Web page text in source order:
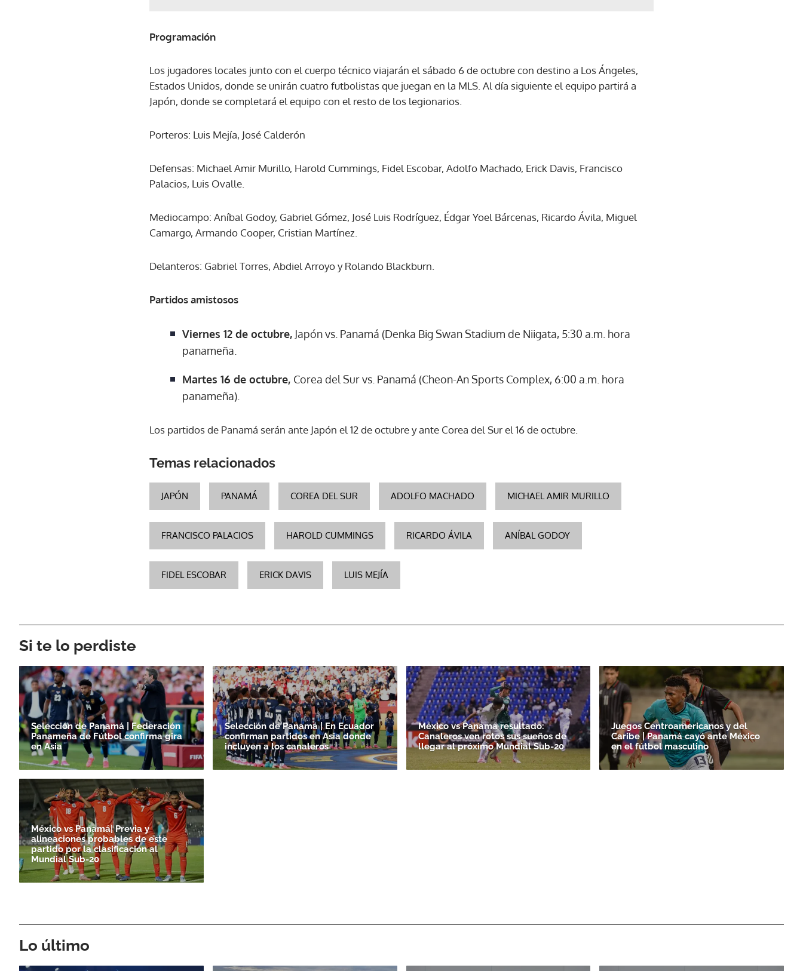
Gracias por suscribirte a nuestro boletín.
Programación
Los jugadores locales junto con el cuerpo técnico viajarán el sábado 6 de octubre con destino a Los Ángeles,
Estados Unidos, donde se unirán cuatro futbolistas que juegan en la MLS. Al día siguiente el equipo partirá a
Japón, donde se completará el equipo con el resto de los legionarios.
Porteros: Luis Mejía, José Calderón
Defensas: Michael Amir Murillo, Harold Cummings, Fidel Escobar, Adolfo Machado, Erick Davis, Francisco
Palacios, Luis Ovalle.
Mediocampo: Aníbal Godoy, Gabriel Gómez, José Luis Rodríguez, Édgar Yoel Bárcenas, Ricardo Ávila, Miguel
Camargo, Armando Cooper, Cristian Martínez.
Delanteros: Gabriel Torres, Abdiel Arroyo y Rolando Blackburn.
Partidos amistosos
Viernes 12 de octubre, Japón vs. Panamá (Denka Big Swan Stadium de Niigata, 5:30 a.m. hora
panameña.
Martes 16 de octubre, Corea del Sur vs. Panamá (Cheon-An Sports Complex, 6:00 a.m. hora
panameña).
Los partidos de Panamá serán ante Japón el 12 de octubre y ante Corea del Sur el 16 de octubre.
Temas relacionados
JAPÓN PANAMÁ COREA DEL SUR ADOLFO MACHADO MICHAEL AMIR MURILLO
FRANCISCO PALACIOS HAROLD CUMMINGS RICARDO ÁVILA ANÍBAL GODOY
FIDEL ESCOBAR ERICK DAVIS LUIS MEJÍA
Si te lo perdiste
Selección de Panamá | Federación
Panameña de Fútbol confirma gira
en Asia
Selección de Panamá | En Ecuador
confirman partidos en Asia donde
incluyen a los canaleros
México vs Panamá resultado:
Canaleros ven rotos sus sueños de
llegar al próximo Mundial Sub-20
Juegos Centroamericanos y del
Caribe | Panamá cayó ante México
en el fútbol masculino
México vs Panamá| Previa y
alineaciones probables de este
partido por la clasificación al
Mundial Sub-20
Lo último